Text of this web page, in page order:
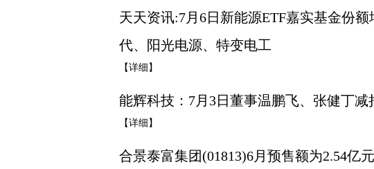
天天资讯:7月6日新能源ETF嘉实基金份
代、阳光电源、特变电工
【详细】
能辉科技：7月3日董事温鹏飞、张健丁减
【详细】
合景泰富集团(01813)6月预售额为2.54亿